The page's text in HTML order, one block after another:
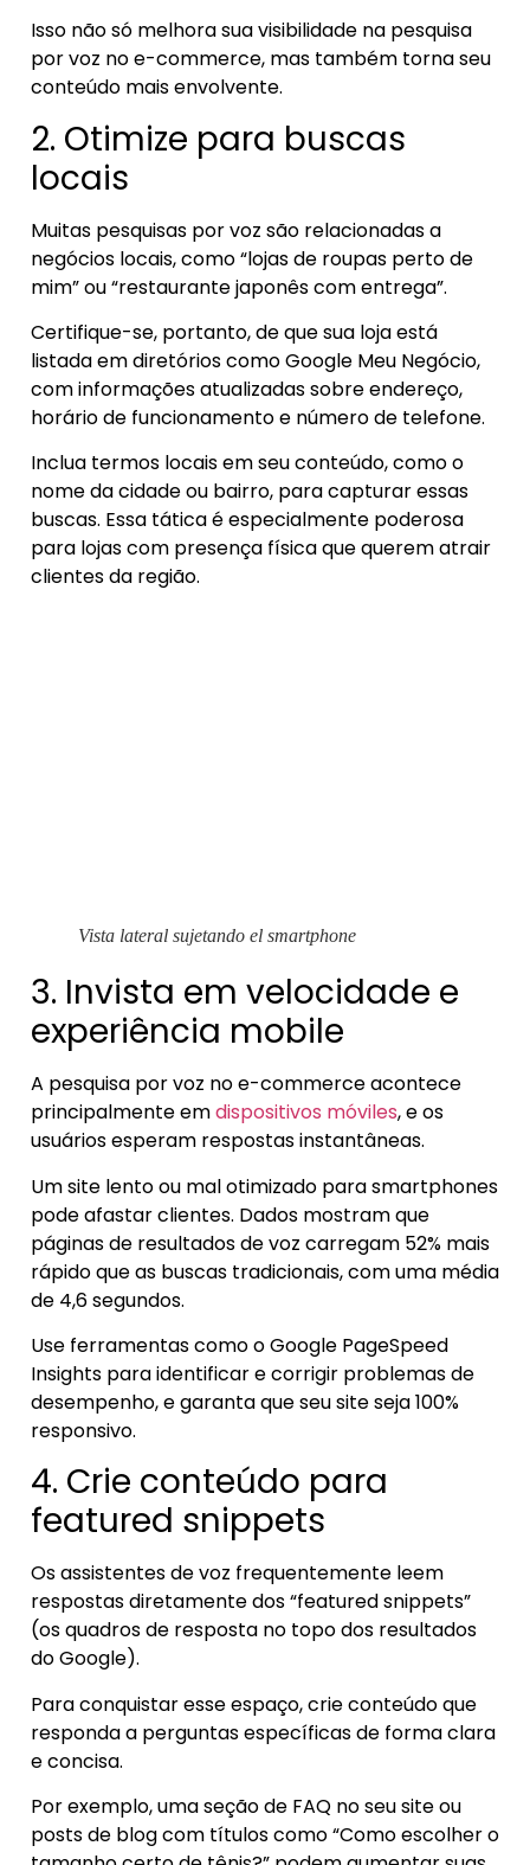
Isso não só melhora sua visibilidade na pesquisa
por voz no e-commerce, mas também torna seu
conteúdo mais envolvente.
2. Otimize para buscas
locais
Muitas pesquisas por voz são relacionadas a
negócios locais, como “lojas de roupas perto de
mim” ou “restaurante japonês com entrega”.
Certifique-se, portanto, de que sua loja está
listada em diretórios como Google Meu Negócio,
com informações atualizadas sobre endereço,
horário de funcionamento e número de telefone.
Inclua termos locais em seu conteúdo, como o
nome da cidade ou bairro, para capturar essas
buscas. Essa tática é especialmente poderosa
para lojas com presença física que querem atrair
clientes da região.
Vista lateral sujetando el smartphone
3. Invista em velocidade e
experiência mobile
A pesquisa por voz no e-commerce acontece
principalmente emdispositivos móviles, e os
usuários esperam respostas instantâneas.
Um site lento ou mal otimizado para smartphones
pode afastar clientes. Dados mostram que
páginas de resultados de voz carregam 52% mais
rápido que as buscas tradicionais, com uma média
de 4,6 segundos.
Use ferramentas como o Google PageSpeed
Insights para identificar e corrigir problemas de
desempenho, e garanta que seu site seja 100%
responsivo.
4. Crie conteúdo para
featured snippets
Os assistentes de voz frequentemente leem
respostas diretamente dos “featured snippets”
(os quadros de resposta no topo dos resultados
do Google).
Para conquistar esse espaço, crie conteúdo que
responda a perguntas específicas de forma clara
e concisa.
Por exemplo, uma seção de FAQ no seu site ou
posts de blog com títulos como “Como escolher o